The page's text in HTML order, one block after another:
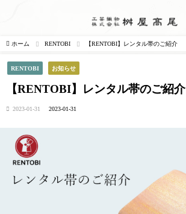
ホーム RENTOBI 【RENTOBI】レンタル帯のご紹介
RENTOBI お知らせ
【RENTOBI】レンタル帯のご紹介
2023-01-31 2023-01-31